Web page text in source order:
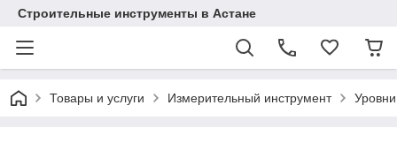
Строительные инструменты в Астане
Товары и услуги Измерительный инструмент Уровни